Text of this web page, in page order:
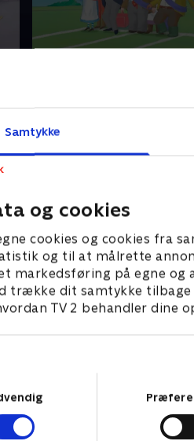
Samtykke
og cookies
cookies og cookies fra
og til at målrette
markedsføring på egne og
trække dit samtykke tilbage
TV 2 behandler dine
opdager, hvem hun skal
med, er hun slet ikke glad.